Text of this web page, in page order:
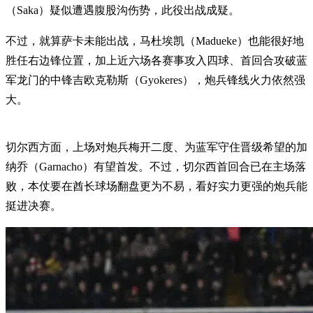
（Saka）疑似遭遇腹股沟伤势，此役出战成疑。
不过，就算萨卡未能出战，马杜埃凯（Madueke）也能很好地
胜任右边锋位置，加上近六场各赛事攻入四球、首回合攻破蓝
军龙门的中锋吉欧克勒斯（Gyokeres），炮兵锋线火力依然强
大。
切尔西方面，上场对炮兵梅开二度、为蓝军守住晋级希望的加
纳乔（Garnacho）有望首发。不过，切尔西首回合已在主场落
败，本仗要在酋长球场翻盘更为不易，看好实力更强的炮兵能
挺进决赛。